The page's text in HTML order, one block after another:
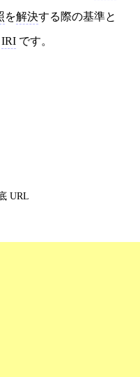
を解決する際の基準と
IRI です。
URL